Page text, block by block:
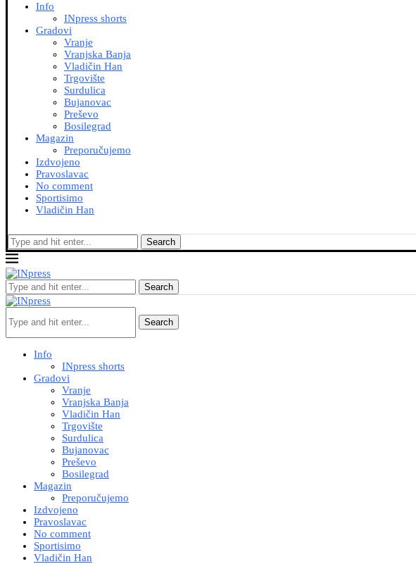
Info
INpress shorts
Gradovi
Vranje
Vranjska Banja
Vladičin Han
Trgovište
Surdulica
Bujanovac
Preševo
Bosilegrad
Magazin
Preporučujemo
Izdvojeno
Pravoslavac
No comment
Sportisimo
Vladičin Han
Search
Search
Search
Info
INpress shorts
Gradovi
Vranje
Vranjska Banja
Vladičin Han
Trgovište
Surdulica
Bujanovac
Preševo
Bosilegrad
Magazin
Preporučujemo
Izdvojeno
Pravoslavac
No comment
Sportisimo
Vladičin Han